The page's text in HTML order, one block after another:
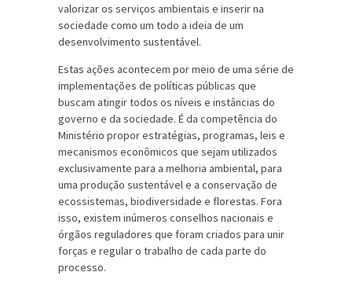
valorizar os serviços ambientais e inserir na
sociedade como um todo a ideia de um
desenvolvimento sustentável.
Estas ações acontecem por meio de uma série de
implementações de políticas públicas que
buscam atingir todos os níveis e instâncias do
governo e da sociedade. É da competência do
Ministério propor estratégias, programas, leis e
mecanismos econômicos que sejam utilizados
exclusivamente para a melhoria ambiental, para
uma produção sustentável e a conservação de
ecossistemas, biodiversidade e florestas. Fora
isso, existem inúmeros conselhos nacionais e
órgãos reguladores que foram criados para unir
forças e regular o trabalho de cada parte do
processo.